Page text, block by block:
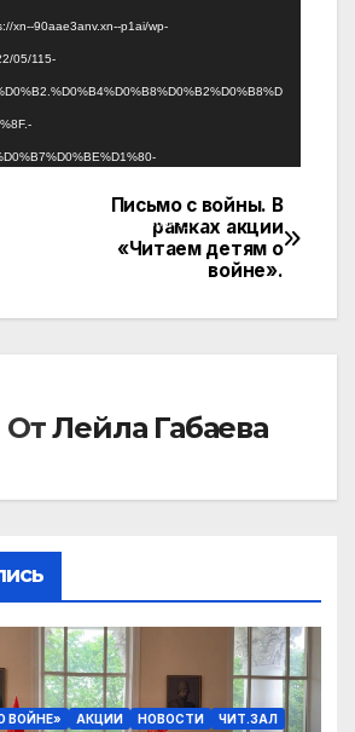
xn--90aae3anv.xn--p1ai/wp-
05/115-
Письмо с войны. В
рамках акции
«Читаем детям о
войне».
ОтЛейла Габаева
ВОЙНЕ» АКЦИИ НОВОСТИ ЧИТ.ЗАЛ